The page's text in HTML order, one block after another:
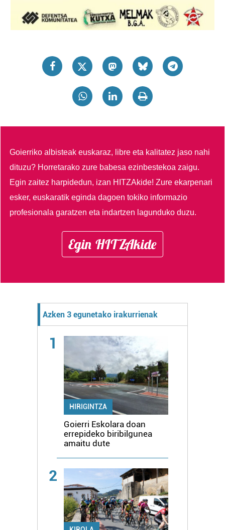
Goierriko albisteak euskaraz, libre eta kalitatez jaso nahi
dituzu? Horretarako zure babesa ezinbestekoa zaigu.
Egin zaitez harpidedun, izan HITZAkide!Zure ekarpenari
esker, euskaratik eginda dagoen tokiko informazio
profesionala garatzen eta indartzen lagunduko duzu.
Egin HITZAkide
Azken 3 egunetako irakurrienak
1
HIRIGINTZA
Goierri Eskolara doan
errepideko biribilgunea
amaitu dute
2